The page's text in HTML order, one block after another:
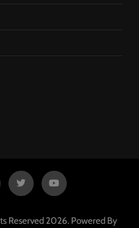
Reserved 2026. Powered By